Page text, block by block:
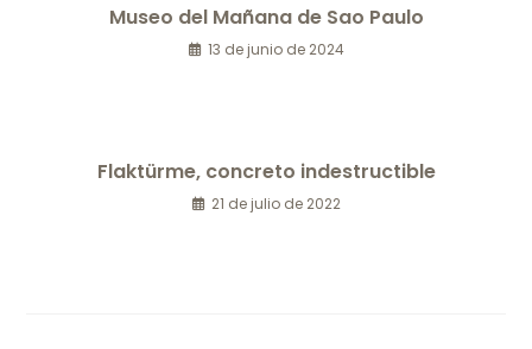
Museo del Mañana de Sao Paulo
13 de junio de 2024
Flaktürme, concreto indestructible
21 de julio de 2022